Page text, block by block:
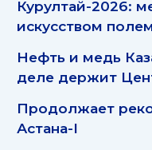
Курултай-2026:
искусством
Нефть и медь
деле держит
Продолжает
Астана-I